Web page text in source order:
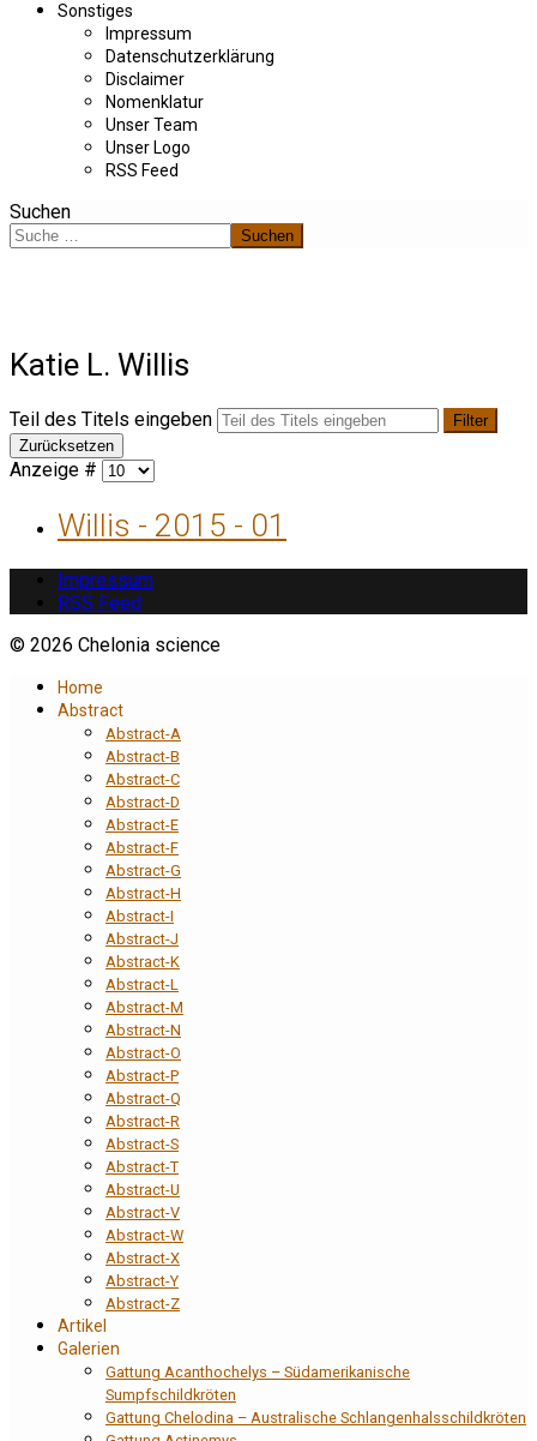
Sonstiges
Impressum
Datenschutzerklärung
Disclaimer
Nomenklatur
Unser Team
Unser Logo
RSS Feed
Suchen
Suchen
Katie L. Willis
Teil des Titels eingeben
Filter
Zurücksetzen
Anzeige #
Willis - 2015 - 01
Impressum
RSS Feed
© 2026 Chelonia science
Home
Abstract
Abstract-A
Abstract-B
Abstract-C
Abstract-D
Abstract-E
Abstract-F
Abstract-G
Abstract-H
Abstract-I
Abstract-J
Abstract-K
Abstract-L
Abstract-M
Abstract-N
Abstract-O
Abstract-P
Abstract-Q
Abstract-R
Abstract-S
Abstract-T
Abstract-U
Abstract-V
Abstract-W
Abstract-X
Abstract-Y
Abstract-Z
Artikel
Galerien
Gattung Acanthochelys – Südamerikanische
Sumpfschildkröten
Gattung Chelodina – Australische Schlangenhalsschildkröten